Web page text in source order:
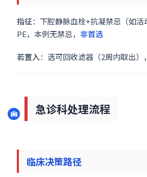
指征：下腔静脉血栓+抗凝禁忌（如
PE，本例无禁忌， 非首选
若置入：选可回收滤器（2周内取出）
急诊科处理流程
临床决策路径